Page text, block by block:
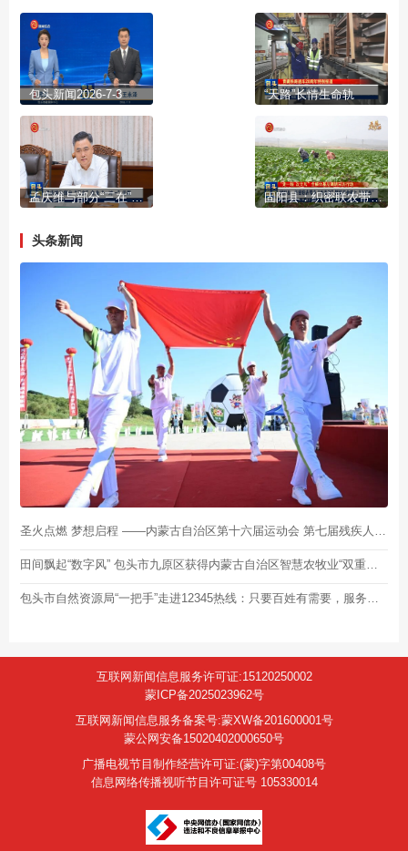
包头新闻2026-7-3 “天路”长情生命轨
孟庆维与部分“三在”企业“一对一”见面 固阳县：织密联农带农“利益网” 铺就产业链上“共富路”
头条新闻
圣火点燃 梦想启程 ——内蒙古自治区第十六届运动会 第七届残疾人运动会暨特奥会火种采集暨火炬传递启动仪式侧记
田间飘起“数字风” 包头市九原区获得内蒙古自治区智慧农牧业“双重荣誉”
包头市自然资源局“一把手”走进12345热线：只要百姓有需要，服务永远不打烊
互联网新闻信息服务许可证:15120250002
蒙ICP备2025023962号
互联网新闻信息服务备案号:蒙XW备201600001号
蒙公网安备15020402000650号
广播电视节目制作经营许可证:(蒙)字第00408号
信息网络传播视听节目许可证号 105330014